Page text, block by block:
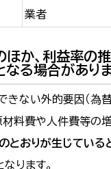
業者
か、利益率の
なる場合があり
きない外的要因（為
料費や人件費等の増
とおりが生じている
なります。